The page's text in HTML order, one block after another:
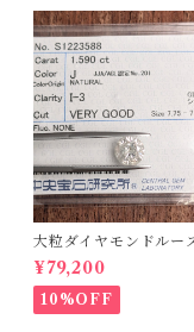
大粒ダイヤモンドルー
90ct】PRO207355
¥79,200
10%OFF